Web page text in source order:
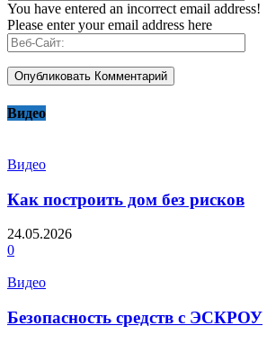
You have entered an incorrect email address!
Please enter your email address here
Видео
Видео
Как построить дом без рисков
24.05.2026
0
Видео
Безопасность средств с ЭСКРОУ